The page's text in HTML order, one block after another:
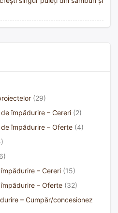
(29)
împădurire – Cereri (2)
împădurire – Oferte (4)
– Cereri (15)
– Oferte (32)
– Cumpăr/concesionez